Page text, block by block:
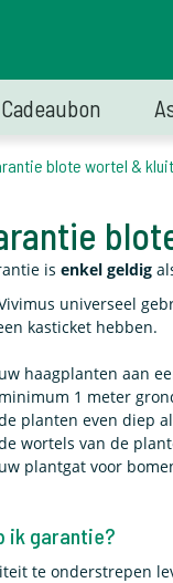
Cadeaubon
blote wortel &
is enkel geldig
universeel
kasticket hebben.
haagplanten aan
1 meter
planten even diep
wortels van de
plantgat voor
ik garantie?
te onderstrepen